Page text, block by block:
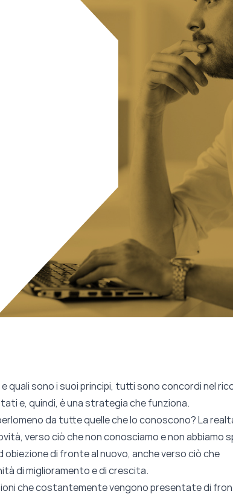
quali sono i suoi principi, tutti sono concordi nel
e, quindi, è una strategia che funziona.
da tutte quelle che lo conoscono? La
verso ciò che non conosciamo e non abbiamo
di fronte al nuovo, anche verso ciò che
di miglioramento e di crescita.
che costantemente vengono presentate di